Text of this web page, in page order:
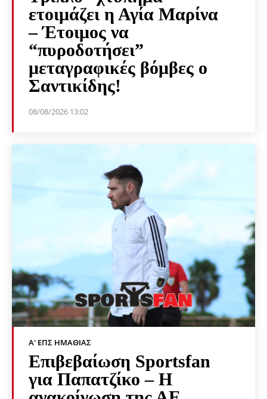
ετοιμάζει η Αγία Μαρίνα
– Έτοιμος να
“πυροδοτήσει”
μεταγραφικές βόμβες ο
Σαντικίδης!
08/08/2026 13:02
Α' ΕΠΣ ΗΜΑΘΊΑΣ
Επιβεβαίωση Sportsfan
για Παπατζίκο – Η